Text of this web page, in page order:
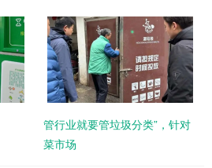
管行业就要管垃圾分类”，针对
菜市场